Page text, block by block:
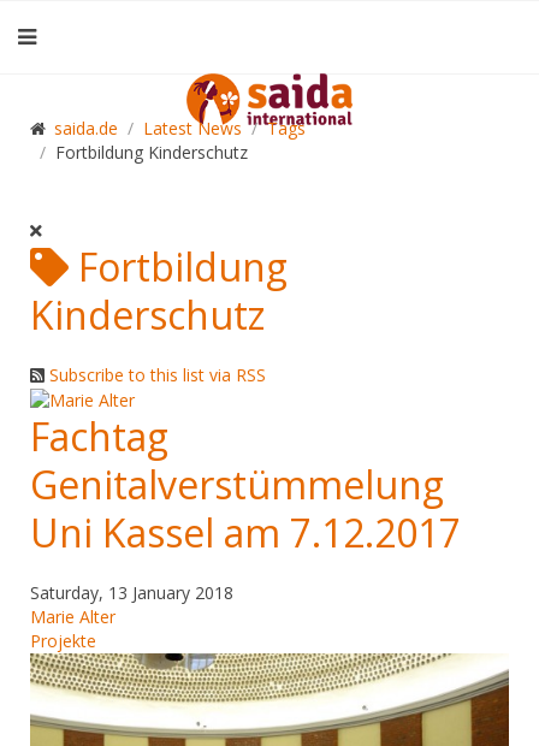
saida.de Latest News
Tags
Fortbildung Kinderschutz
Fortbildung
Kinderschutz
Subscribe to this list via RSS
Fachtag
Genitalverstümmelung
Uni Kassel am 7.12.2017
Saturday, 13 January 2018
Marie Alter
Projekte